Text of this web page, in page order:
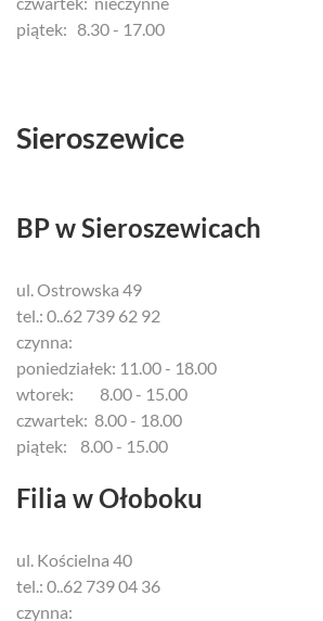
piątek: 8.30 - 17.00
Sieroszewice
BP w Sieroszewicach
ul. Ostrowska 49
tel.: 0..62 739 62 92
czynna:
poniedziałek: 11.00 - 18.00
wtorek: 8.00 - 15.00
czwartek: 8.00 - 18.00
piątek: 8.00 - 15.00
Filia w Ołoboku
ul. Kościelna 40
tel.: 0..62 739 04 36
czynna: